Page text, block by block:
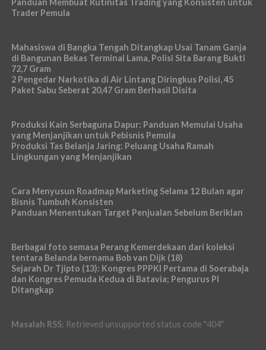
Panduan Membuat Rutinitas Trading yang Konsisten untuk
Trader Pemula
Mahasiswa di Bangka Tengah Ditangkap Usai Tanam Ganja
di Bangunan Bekas Terminal Lama, Polisi Sita Barang Bukti
72,7 Gram
2 Pengedar Narkotika di Air Lintang Diringkus Polisi, 45
Paket Sabu Seberat 20,47 Gram Berhasil Disita
Produksi Kain Serbaguna Dapur: Panduan Memulai Usaha
yang Menjanjikan untuk Pebisnis Pemula
Produksi Tas Belanja Jaring: Peluang Usaha Ramah
Lingkungan yang Menjanjikan
Cara Menyusun Roadmap Marketing Selama 12 Bulan agar
Bisnis Tumbuh Konsisten
Panduan Menentukan Target Penjualan Sebelum Beriklan
Berbagai foto semasa Perang Kemerdekaan dari koleksi
tentara Belanda bernama Bob van Dijk (18)
Sejarah Dr Tjipto (13): Kongres PPPKI Pertama di Soerabaja
dan Kongres Pemuda Kedua di Batavia; Pengurus PI
Ditangkap
Masalah RSS: Retrieved unsupported status code "404"